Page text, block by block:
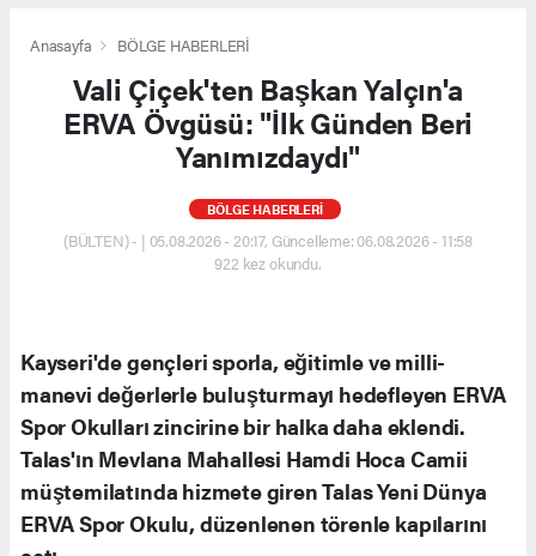
Anasayfa BÖLGE HABERLERİ
Vali Çiçek'ten Başkan Yalçın'a
ERVA Övgüsü: "İlk Günden Beri
Yanımızdaydı"
BÖLGE HABERLERİ
(BÜLTEN) - | 05.08.2026 - 20:17, Güncelleme: 06.08.2026 - 11:58
922 kez okundu.
Kayseri'de gençleri sporla, eğitimle ve milli-
manevi değerlerle buluşturmayı hedefleyen ERVA
Spor Okulları zincirine bir halka daha eklendi.
Talas'ın Mevlana Mahallesi Hamdi Hoca Camii
müştemilatında hizmete giren Talas Yeni Dünya
ERVA Spor Okulu, düzenlenen törenle kapılarını